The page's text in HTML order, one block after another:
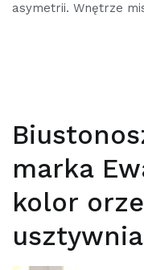
asymetrii. Wnętrze
marka
kolor